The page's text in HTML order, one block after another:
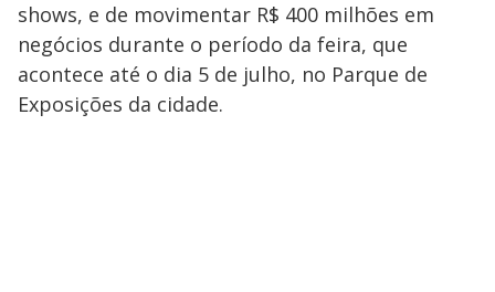
shows, e de movimentar R$ 400 milhões em
negócios durante o período da feira, que
acontece até o dia 5 de julho, no Parque de
Exposições da cidade.